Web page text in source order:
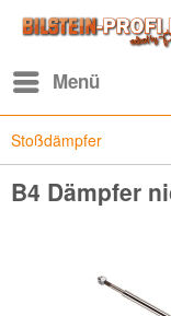
Menü
Stoßdämpfer
B4 Dämpfer